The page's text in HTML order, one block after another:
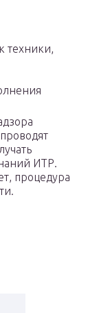
техники,
ИТР.
процедура